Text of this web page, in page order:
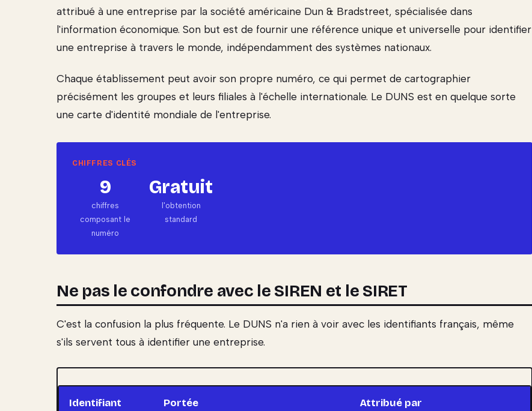
attribué à une entreprise par la société américaine Dun & Bradstreet, spécialisée dans
l'information économique. Son but est de fournir une référence unique et universelle pour identifier
une entreprise à travers le monde, indépendamment des systèmes nationaux.
Chaque établissement peut avoir son propre numéro, ce qui permet de cartographier
précisément les groupes et leurs filiales à l'échelle internationale. Le DUNS est en quelque sorte
une carte d'identité mondiale de l'entreprise.
9
chiffres
composant le
numéro
Gratuit
l'obtention
standard
Ne pas le confondre avec le SIREN et le SIRET
C'est la confusion la plus fréquente. Le DUNS n'a rien à voir avec les identifiants français, même
s'ils servent tous à identifier une entreprise.
Identifiant Portée Attribué par